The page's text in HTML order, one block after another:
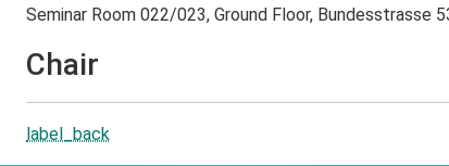
Seminar Room 022/023, Ground Floor, Bundesstrasse
Chair
label_back